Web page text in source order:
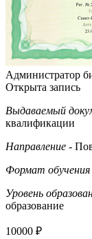
Администратор
Открыта запись
Выдаваемый
квалификации
Направление -
Формат обучения
Уровень
образование
10000 ₽